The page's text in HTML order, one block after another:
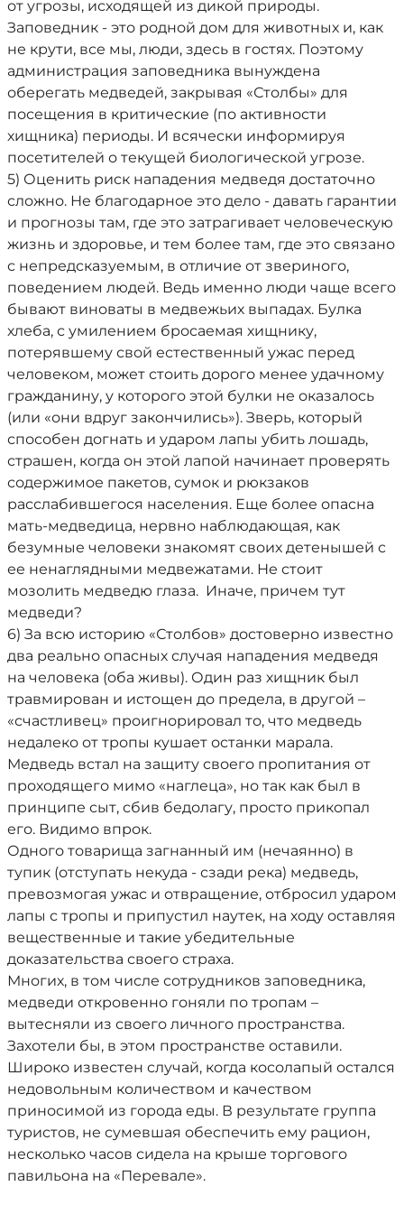
от угрозы, исходящей из дикой природы.
Заповедник - это родной дом для животных и, как
не крути, все мы, люди, здесь в гостях. Поэтому
администрация заповедника вынуждена
оберегать медведей, закрывая «Столбы» для
посещения в критические (по активности
хищника) периоды. И всячески информируя
посетителей о текущей биологической угрозе.
5) Оценить риск нападения медведя достаточно
сложно. Не благодарное это дело - давать гарантии
и прогнозы там, где это затрагивает человеческую
жизнь и здоровье, и тем более там, где это связано
с непредсказуемым, в отличие от звериного,
поведением людей. Ведь именно люди чаще всего
бывают виноваты в медвежьих выпадах. Булка
хлеба, с умилением бросаемая хищнику,
потерявшему свой естественный ужас перед
человеком, может стоить дорого менее удачному
гражданину, у которого этой булки не оказалось
(или «они вдруг закончились»). Зверь, который
способен догнать и ударом лапы убить лошадь,
страшен, когда он этой лапой начинает проверять
содержимое пакетов, сумок и рюкзаков
расслабившегося населения. Еще более опасна
мать-медведица, нервно наблюдающая, как
безумные человеки знакомят своих детенышей с
ее ненаглядными медвежатами. Не стоит
мозолить медведю глаза. Иначе, причем тут
медведи?
6) За всю историю «Столбов» достоверно известно
два реально опасных случая нападения медведя
на человека (оба живы). Один раз хищник был
травмирован и истощен до предела, в другой –
«счастливец» проигнорировал то, что медведь
недалеко от тропы кушает останки марала.
Медведь встал на защиту своего пропитания от
проходящего мимо «наглеца», но так как был в
принципе сыт, сбив бедолагу, просто прикопал
его. Видимо впрок.
Одного товарища загнанный им (нечаянно) в
тупик (отступать некуда - сзади река) медведь,
превозмогая ужас и отвращение, отбросил ударом
лапы с тропы и припустил наутек, на ходу оставляя
вещественные и такие убедительные
доказательства своего страха.
Многих, в том числе сотрудников заповедника,
медведи откровенно гоняли по тропам –
вытесняли из своего личного пространства.
Захотели бы, в этом пространстве оставили.
Широко известен случай, когда косолапый остался
недовольным количеством и качеством
приносимой из города еды. В результате группа
туристов, не сумевшая обеспечить ему рацион,
несколько часов сидела на крыше торгового
павильона на «Перевале».